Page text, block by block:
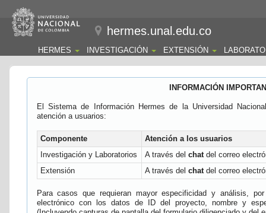
hermes.unal.edu.co
HERMES INVESTIGACIÓN EXTENSIÓN
INFORMACIÓN
El Sistema de Información Hermes de la Universidad
atención a usuarios:
Componente
Atención a los usuarios
Investigación y Laboratorios
A través del chatdel correo
Extensión
A través del chatdel correo
Para casos que requieran mayor especificidad y análisis,
electrónico con los datos de ID del proyecto, nombre y